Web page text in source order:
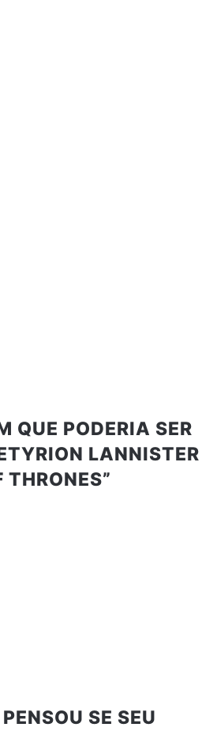
QUE PODERIA SER
LANNISTER
THRONES”
SE SEU